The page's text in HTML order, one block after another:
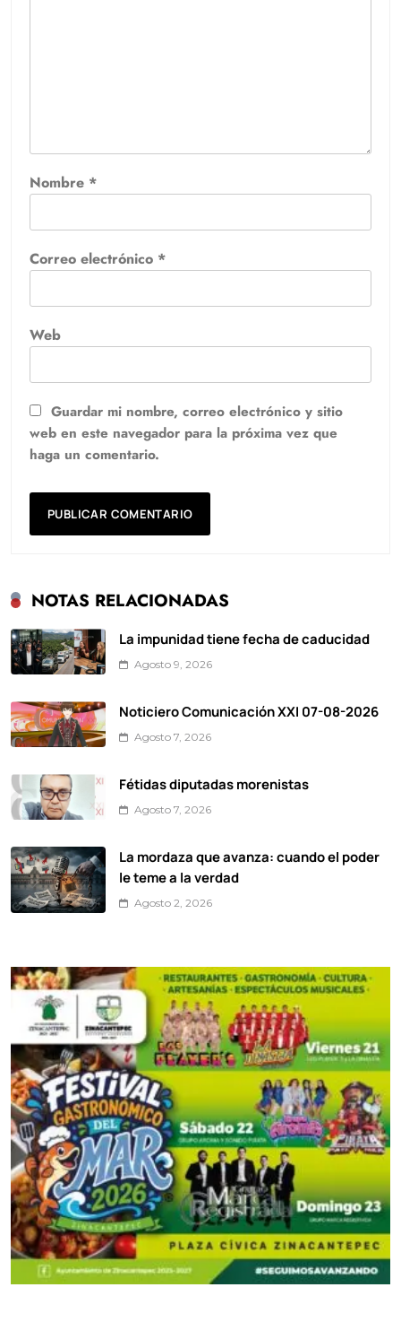
Nombre *
Correo electrónico *
Web
Guardar mi nombre, correo electrónico y sitio
web en este navegador para la próxima vez que
haga un comentario.
NOTAS RELACIONADAS
La impunidad tiene fecha de caducidad
Agosto 9, 2026
Noticiero Comunicación XXI 07-08-2026
Agosto 7, 2026
Fétidas diputadas morenistas
Agosto 7, 2026
La mordaza que avanza: cuando el poder
le teme a la verdad
Agosto 2, 2026